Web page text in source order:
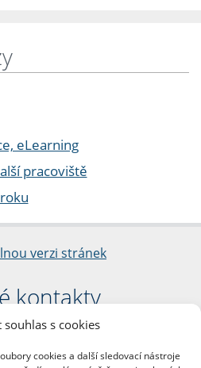
souhlas s cookies
cookies a další sledovací nástroje
eLearning
pracoviště
verzi stránek
kontakty
fakulta
Palacha 1/2